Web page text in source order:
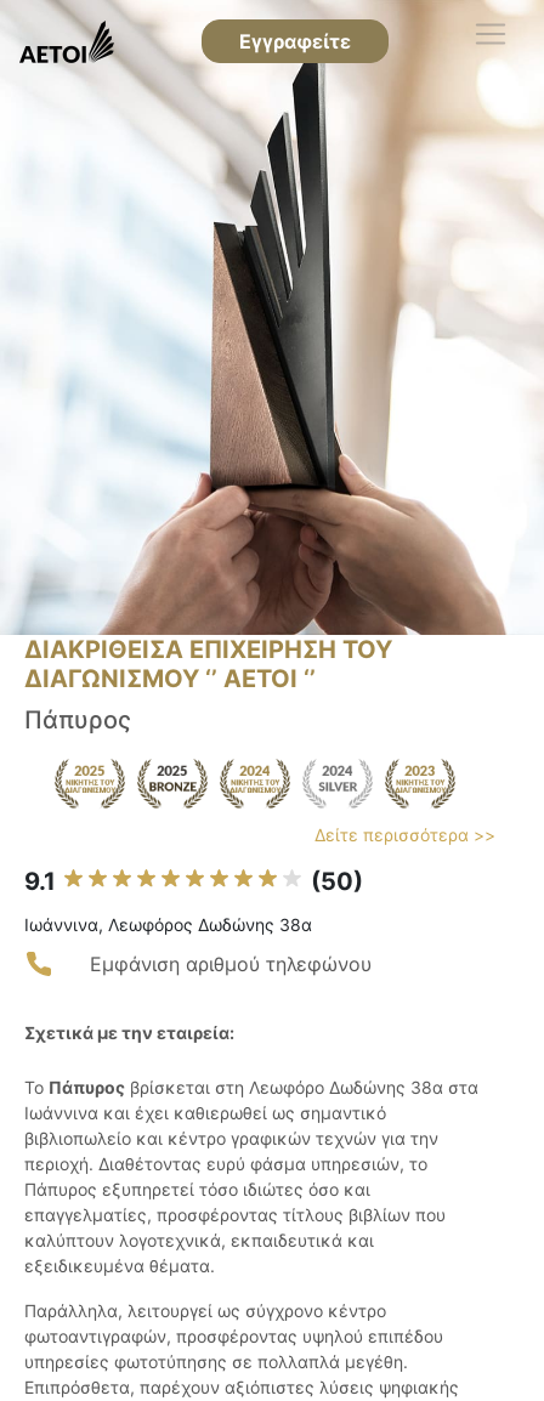
Εγγραφείτε
ΔΙΑΚΡΙΘΕΙΣΑ ΕΠΙΧΕΙΡΗΣΗ ΤΟΥ
ΔΙΑΓΩΝΙΣΜΟΥ ‘’ ΑΕΤΟΙ ‘’
Πάπυρος
Δείτε περισσότερα >>
9.1 (50)
Ιωάννινα, Λεωφόρος Δωδώνης 38α
Εμφάνιση αριθμού τηλεφώνου
Σχετικά με την εταιρεία:
Το Πάπυρος βρίσκεται στη Λεωφόρο Δωδώνης 38α στα
Ιωάννινα και έχει καθιερωθεί ως σημαντικό
βιβλιοπωλείο και κέντρο γραφικών τεχνών για την
περιοχή. Διαθέτοντας ευρύ φάσμα υπηρεσιών, το
Πάπυρος εξυπηρετεί τόσο ιδιώτες όσο και
επαγγελματίες, προσφέροντας τίτλους βιβλίων που
καλύπτουν λογοτεχνικά, εκπαιδευτικά και
εξειδικευμένα θέματα.
Παράλληλα, λειτουργεί ως σύγχρονο κέντρο
φωτοαντιγραφών, προσφέροντας υψηλού επιπέδου
υπηρεσίες φωτοτύπησης σε πολλαπλά μεγέθη.
Επιπρόσθετα, παρέχουν αξιόπιστες λύσεις ψηφιακής